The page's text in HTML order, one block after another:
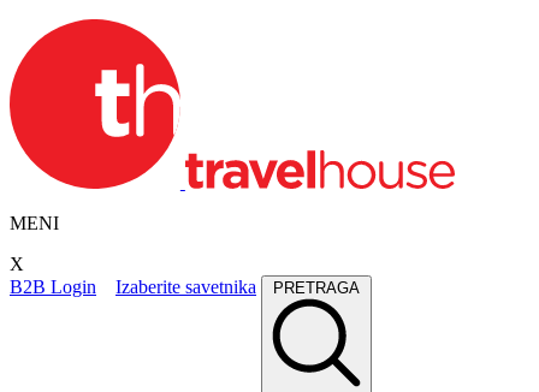
MENI
X
B2B Login
Izaberite savetnika PRETRAGA